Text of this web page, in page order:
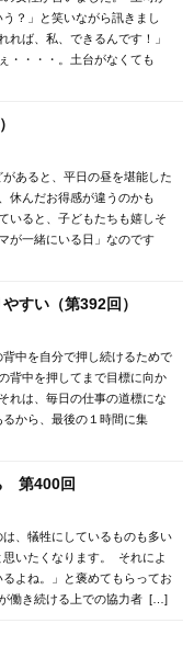
？」と笑いながら訊きまし
ば、私、できるんです！」
・・・・。土台がなくても
あると、平日の昼を堪能した
休んだお得感が違うのかも
いると、子どもたちも嬉しそ
が一緒にいる日」なのです
すい（第392回）
中を自分で押し続けるためで
背中を押してまで目標に向か
れは、毎日の仕事の道標にな
から、最後の１時間に集
第400回
、犠牲にしているものも多い
いたくなります。 それによ
よね。」と褒めてもらってお
働き続ける上での協力者 […]